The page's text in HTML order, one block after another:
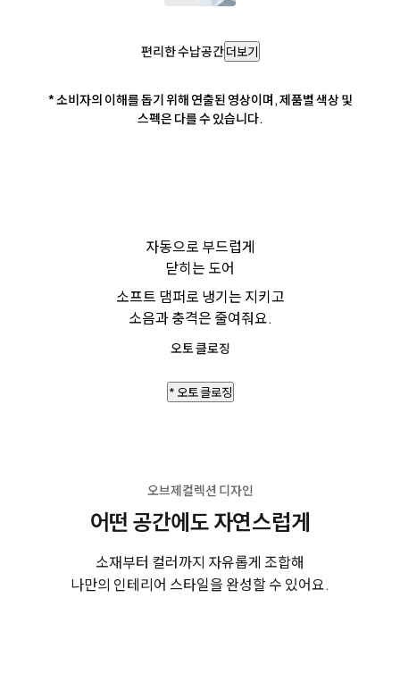
편리한 수납공간 더보기
* 소비자의 이해를 돕기 위해 연출된 영상이며, 제품별 색상 및
스펙은 다를 수 있습니다.
자동으로 부드럽게
닫히는 도어
소프트 댐퍼로 냉기는 지키고
소음과 충격은 줄여줘요.
오토 클로징
* 오토 클로징
오브제컬렉션 디자인
어떤 공간에도 자연스럽게
소재부터 컬러까지 자유롭게 조합해
나만의 인테리어 스타일을 완성할 수 있어요.